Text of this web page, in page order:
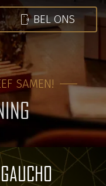
mobile_soundBEL ONS
SAMEN!